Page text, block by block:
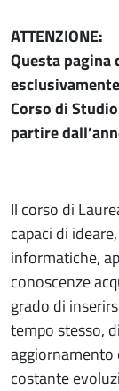
ATTENZIONE:
Questa
Corso di
partire
Il corso di
capaci di
informatiche,
conoscenze
grado di
tempo stesso,
aggiornamento
costante